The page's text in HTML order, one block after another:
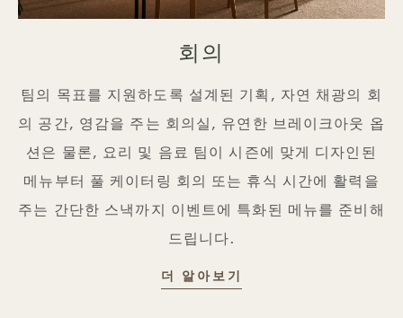
회의
팀의 목표를 지원하도록 설계된 기획, 자연 채광의 회
의 공간, 영감을 주는 회의실, 유연한 브레이크아웃 옵
션은 물론, 요리 및 음료 팀이 시즌에 맞게 디자인된
메뉴부터 풀 케이터링 회의 또는 휴식 시간에 활력을
주는 간단한 스낵까지 이벤트에 특화된 메뉴를 준비해
드립니다.
더 알아보기